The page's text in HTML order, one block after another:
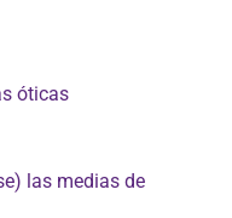
óticas
las medias de